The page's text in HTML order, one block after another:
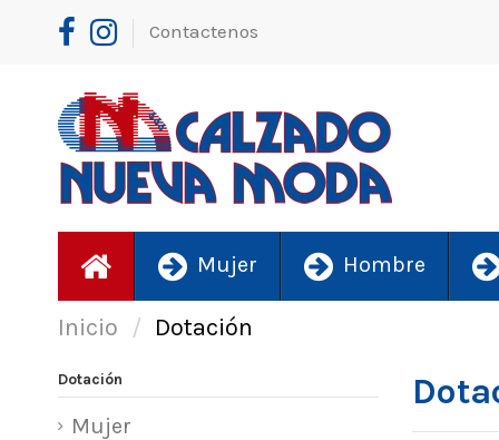
Contactenos
Mujer Hombre
Inicio Dotación
Dotación
Mujer